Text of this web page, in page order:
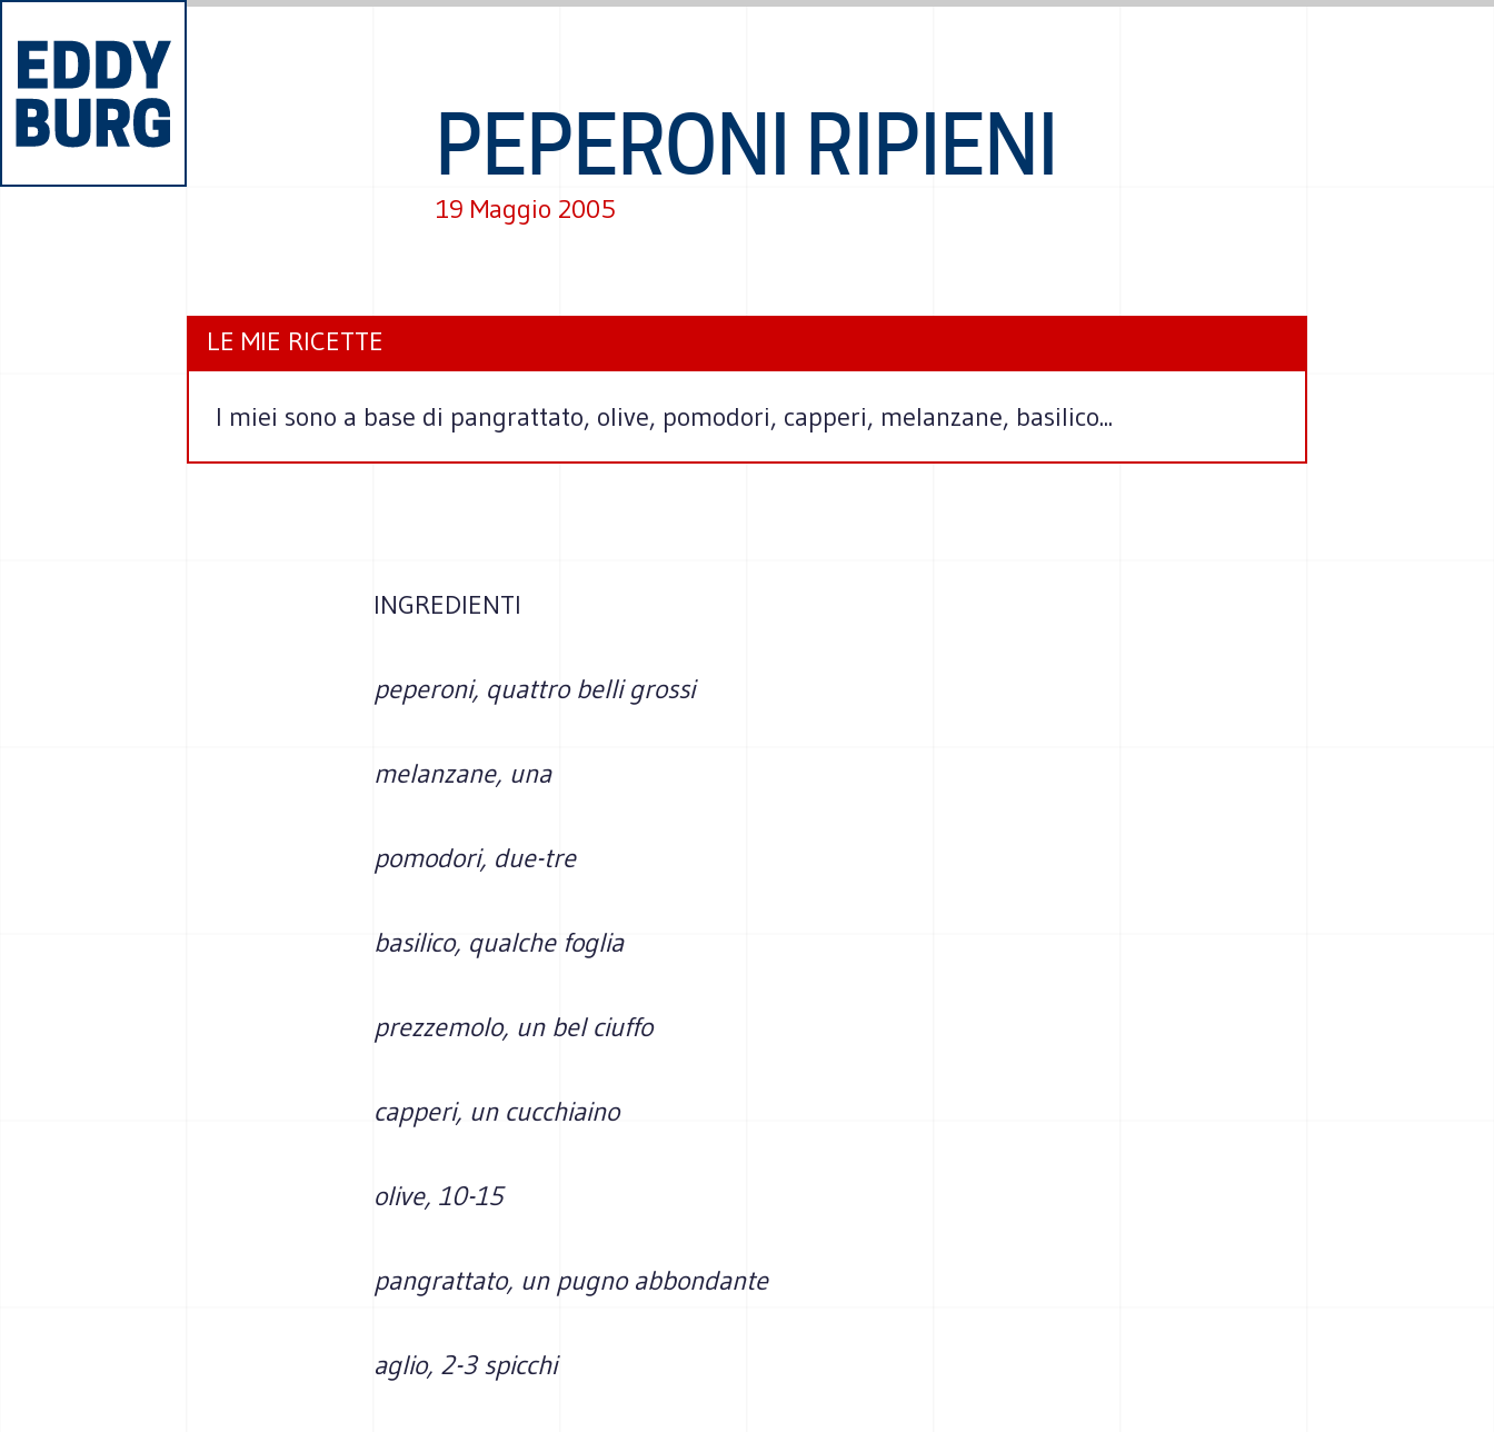
PEPERONI RIPIENI
19 Maggio 2005
LE MIE RICETTE
I miei sono a base di pangrattato, olive, pomodori, capperi, melanzane, basilico...
INGREDIENTI
peperoni, quattro belli grossi
melanzane, una
pomodori, due-tre
basilico, qualche foglia
prezzemolo, un bel ciuffo
capperi, un cucchiaino
olive, 10-15
pangrattato, un pugno abbondante
aglio, 2-3 spicchi